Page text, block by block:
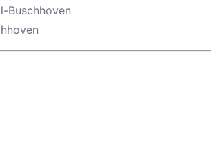
Buschhoven